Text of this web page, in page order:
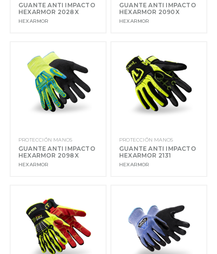
GUANTE ANTI IMPACTO
HEXARMOR 2028X
HEXARMOR
GUANTE ANTI IMPACTO
HEXARMOR 2090X
HEXARMOR
PROTECCIÓN MANOS
GUANTE ANTI IMPACTO
HEXARMOR 2098X
HEXARMOR
PROTECCIÓN MANOS
GUANTE ANTI IMPACTO
HEXARMOR 2131
HEXARMOR